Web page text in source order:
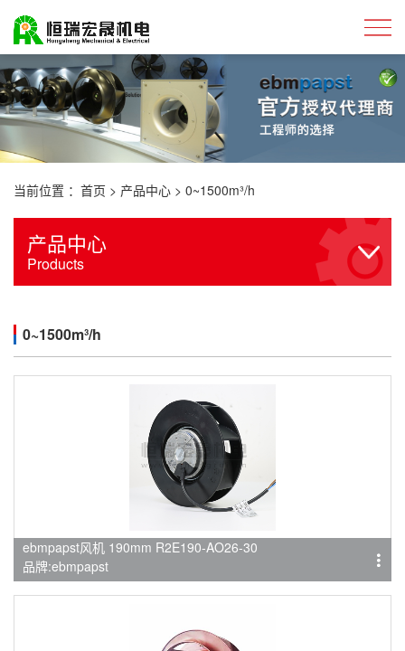
当前位置 ： 首页 > 产品中心 > 0~1500m³/h
产品中心
Products
0~1500m³/h
ebmpapst风机 190mm R2E190-AO26-30
品牌:ebmpapst